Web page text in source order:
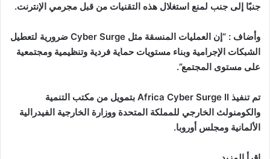
جنبًا إلى جنب لمنع استغلال هذه التقنيات من قبل مجرمي الإنترنت.
وأضاف : “إن العمليات المنسقة مثل Cyber ​​Surge ضرورية لتعطيل
الشبكات الإجرامية وبناء مستويات حماية فردية وتنظيمية ومجتمعية
على مستوى المجتمع”.
تم تنفيذ Africa Cyber ​​Surge II بتمويل من مكتب التنمية
والكومنولث الخارجي للمملكة المتحدة ووزارة الخارجية الفيدرالية
الألمانية ومجلس أوروبا.